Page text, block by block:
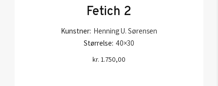
Fetich 2
Kunstner: Henning U. Sørensen
Størrelse: 40×30
kr. 1.750,00